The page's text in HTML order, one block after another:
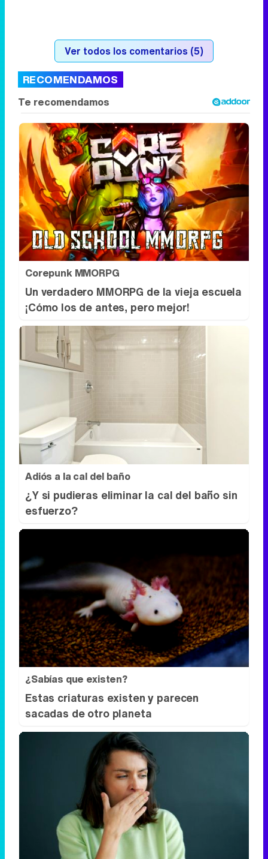
Corepunk MMORPG
Un verdadero MMORPG de la vieja escuela
¡Cómo los de antes, pero mejor!
Adiós a la cal del baño
¿Y si pudieras eliminar la cal del baño sin
esfuerzo?
¿Sabías que existen?
Estas criaturas existen y parecen
sacadas de otro planeta
Esto explica el bostezo
Así reacciona tu cerebro al ver bostezar a